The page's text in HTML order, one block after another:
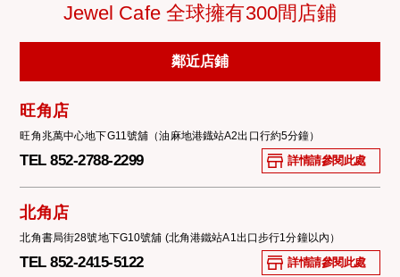
Jewel Cafe 全球擁有300間店鋪
鄰近店鋪
旺角店
旺角兆萬中心地下G11號舖（油麻地港鐡站A2出口行約5分鐘）
TEL 852-2788-2299 詳情請參閱此處
北角店
北角書局街28號地下G10號舖 (北角港鐵站A1出口步行1分鐘以內）
TEL 852-2415-5122 詳情請參閱此處